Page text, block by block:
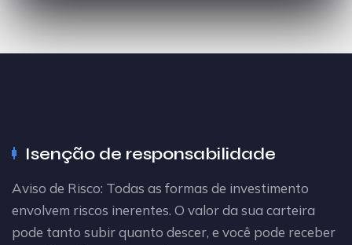
Isenção de responsabilidade
Aviso de Risco: Todas as formas de investimento
envolvem riscos inerentes. O valor da sua carteira
pode tanto subir quanto descer, e você pode receber